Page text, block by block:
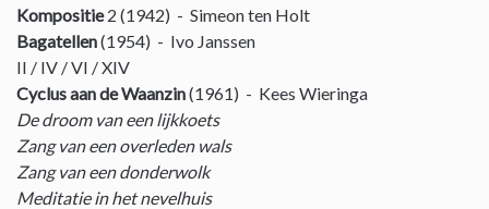
Kompositie2 (1942) - Simeon ten Holt
Bagatellen(1954) - Ivo Janssen
II / IV / VI / XIV
Cyclus aan de Waanzin(1961) - Kees Wieringa
De droom van een lijkkoets
Zang van een overleden wals
Zang van een donderwolk
Meditatie in het nevelhuis